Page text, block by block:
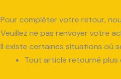
Pour compléter votre retour,
Veuillez ne pas renvoyer votre
Il existe certaines situations où
Tout article retourné plus